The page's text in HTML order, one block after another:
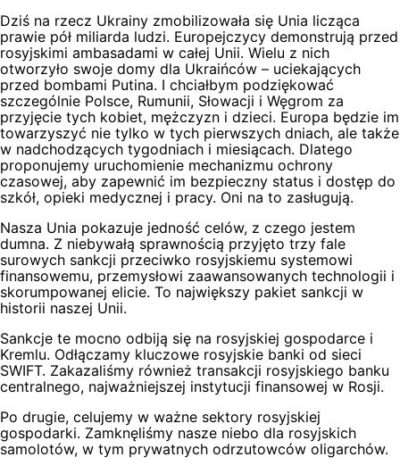
Dziś na rzecz Ukrainy zmobilizowała się Unia licząca
prawie pół miliarda ludzi. Europejczycy demonstrują przed
rosyjskimi ambasadami w całej Unii. Wielu z nich
otworzyło swoje domy dla Ukraińców – uciekających
przed bombami Putina. I chciałbym podziękować
szczególnie Polsce, Rumunii, Słowacji i Węgrom za
przyjęcie tych kobiet, mężczyzn i dzieci. Europa będzie im
towarzyszyć nie tylko w tych pierwszych dniach, ale także
w nadchodzących tygodniach i miesiącach. Dlatego
proponujemy uruchomienie mechanizmu ochrony
czasowej, aby zapewnić im bezpieczny status i dostęp do
szkół, opieki medycznej i pracy. Oni na to zasługują.
Nasza Unia pokazuje jedność celów, z czego jestem
dumna. Z niebywałą sprawnością przyjęto trzy fale
surowych sankcji przeciwko rosyjskiemu systemowi
finansowemu, przemysłowi zaawansowanych technologii i
skorumpowanej elicie. To największy pakiet sankcji w
historii naszej Unii.
Sankcje te mocno odbiją się na rosyjskiej gospodarce i
Kremlu. Odłączamy kluczowe rosyjskie banki od sieci
SWIFT. Zakazaliśmy również transakcji rosyjskiego banku
centralnego, najważniejszej instytucji finansowej w Rosji.
Po drugie, celujemy w ważne sektory rosyjskiej
gospodarki. Zamknęliśmy nasze niebo dla rosyjskich
samolotów, w tym prywatnych odrzutowców oligarchów.